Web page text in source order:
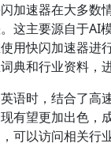
加速器在大多数
这主要源自于AI
用快闪加速器进
典和行业资料，
语时，结合了高
有望更加出色，
可以访问相关